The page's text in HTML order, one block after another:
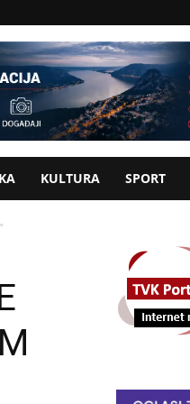
KULTURA SPORT